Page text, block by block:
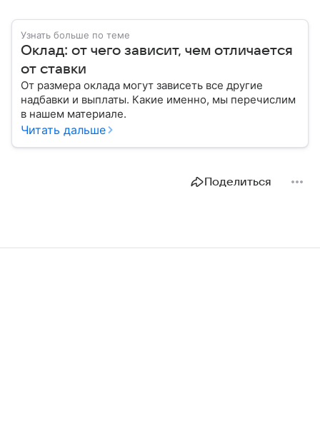
Узнать больше по теме
Оклад: от чего зависит, чем отличается
от ставки
От размера оклада могут зависеть все другие
надбавки и выплаты. Какие именно, мы перечислим
в нашем материале.
Читать дальше
Поделиться